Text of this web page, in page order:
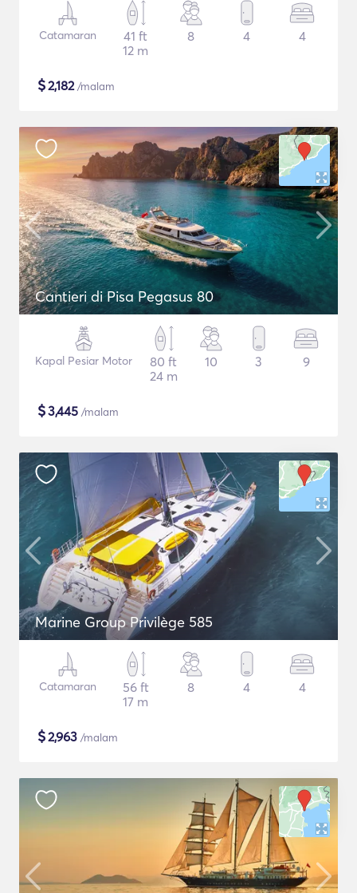
Catamaran
41 ft
12 m
8 4 4
$2,182/malam
Cantieri di Pisa Pegasus 80
Kapal Pesiar Motor
80 ft
24 m
10 3 9
$3,445 /malam
Marine Group Privilège 585
Catamaran
56 ft
17 m
8 4 4
$2,963 /malam